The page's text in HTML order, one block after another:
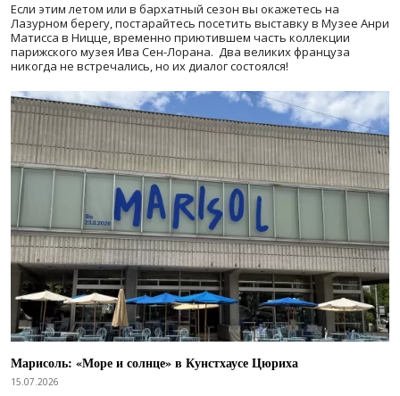
Если этим летом или в бархатный сезон вы окажетесь на
Лазурном берегу, постарайтесь посетить выставку в Музее Анри
Матисса в Ницце, временно приютившем часть коллекции
парижского музея Ива Сен-Лорана. Два великих француза
никогда не встречались, но их диалог состоялся!
Марисоль: «Море и солнце» в Кунстхаусе Цюриха
15.07.2026